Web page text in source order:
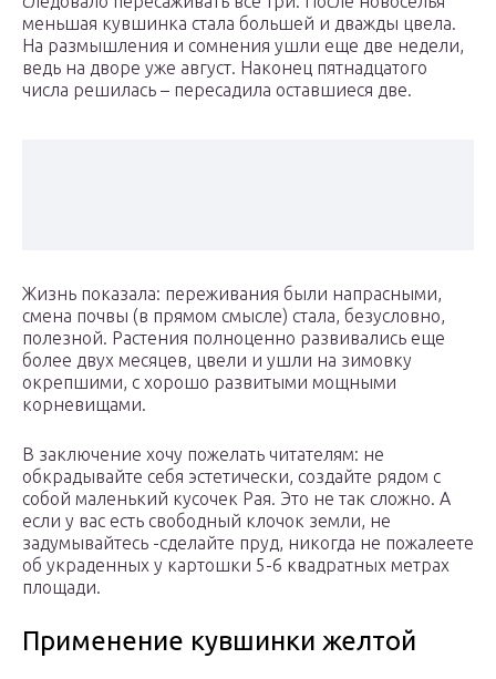
меньшая кувшинка стала большей и дважды цвела.
На размышления и сомнения ушли еще две недели,
ведь на дворе уже август. Наконец пятнадцатого
числа решилась – пересадила оставшиеся две.
Жизнь показала: переживания были напрасными,
смена почвы (в прямом смысле) стала, безусловно,
полезной. Растения полноценно развивались еще
более двух месяцев, цвели и ушли на зимовку
окрепшими, с хорошо развитыми мощными
корневищами.
В заключение хочу пожелать читателям: не
обкрадывайте себя эстетически, создайте рядом с
собой маленький кусочек Рая. Это не так сложно. А
если у вас есть свободный клочок земли, не
задумывайтесь -сделайте пруд, никогда не пожалеете
об украденных у картошки 5-6 квадратных метрах
площади.
Применение кувшинки желтой